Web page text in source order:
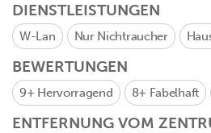
DIENSTLEISTUNGEN
W-Lan Nur Nichtraucher
BEWERTUNGEN
9+ Hervorragend 8+ Fabelhaft
ENTFERNUNG VOM